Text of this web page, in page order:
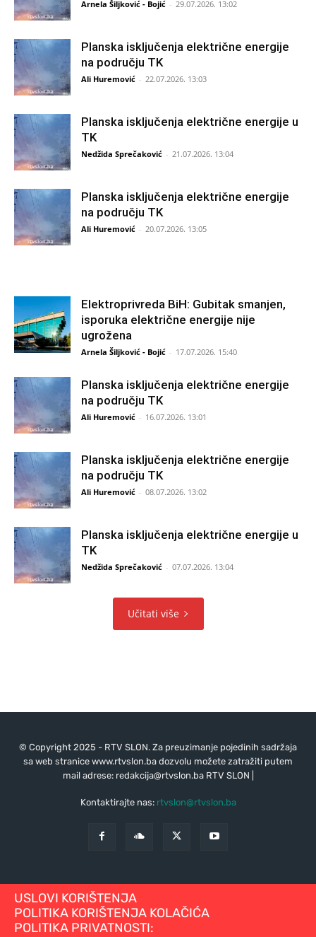
Arnela Šiljković - Bojić - 29.07.2026. 13:02
Planska isključenja električne energije
na području TK
Ali Huremović - 22.07.2026. 13:03
Planska isključenja električne energije u
TK
Nedžida Sprečaković - 21.07.2026. 13:04
Planska isključenja električne energije
na području TK
Ali Huremović - 20.07.2026. 13:05
Elektroprivreda BiH: Gubitak smanjen,
isporuka električne energije nije
ugrožena
Arnela Šiljković - Bojić - 17.07.2026. 15:40
Planska isključenja električne energije
na području TK
Ali Huremović - 16.07.2026. 13:01
Planska isključenja električne energije
na području TK
Ali Huremović - 08.07.2026. 13:02
Planska isključenja električne energije u
TK
Nedžida Sprečaković - 07.07.2026. 13:04
Učitati više
© Copyright 2025 - RTV SLON. Za preuzimanje pojedinih sadržaja
sa web stranice www.rtvslon.ba dozvolu možete zatražiti putem
mail adrese: redakcija@rtvslon.baRTV SLON |
Kontaktirajte nas: rtvslon@rtvslon.ba
USLOVI KORIŠTENJA
POLITIKA KORIŠTENJA KOLAČIĆA
POLITIKA PRIVATNOSTI: